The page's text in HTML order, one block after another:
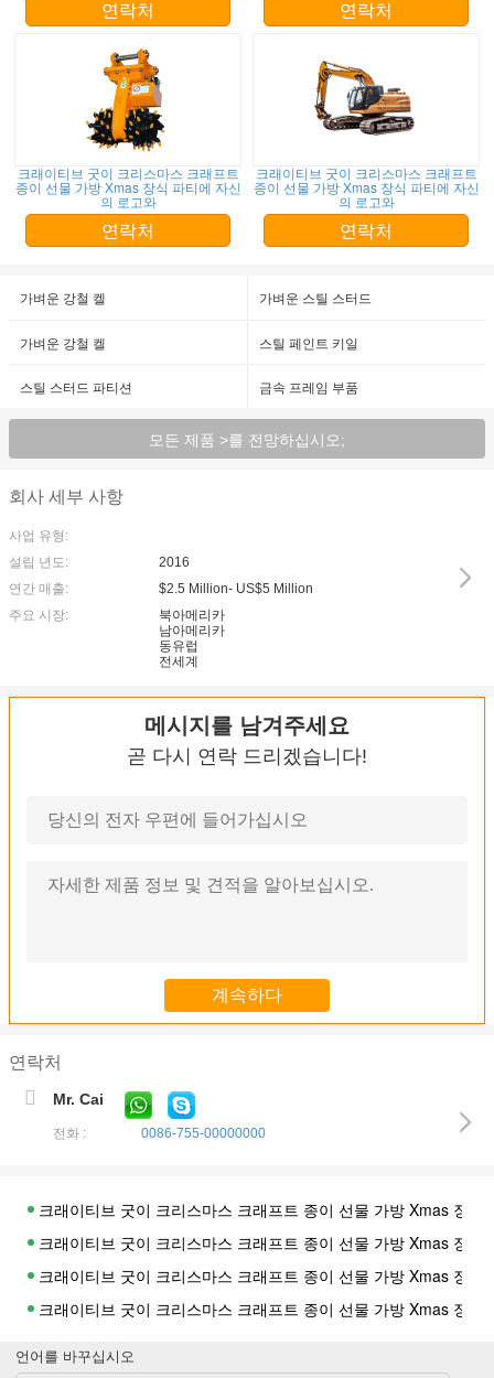
연락처
연락처
크래이티브 굿이 크리스마스 크래프트
종이 선물 가방 Xmas 장식 파티에 자신
의 로고와
연락처
크래이티브 굿이 크리스마스 크래프트
종이 선물 가방 Xmas 장식 파티에 자신
의 로고와
연락처
가벼운 강철 켈 가벼운 스틸 스터드
가벼운 강철 켈 스틸 페인트 키일
스틸 스터드 파티션 금속 프레임 부품
모든 제품 >를 전망하십시오;
회사 세부 사항
사업 유형:
설립 년도:
2016
연간 매출:
$2.5 Million- US$5 Million
주요 시장:
북아메리카
남아메리카
동유럽
전세계
메시지를 남겨주세요
곧 다시 연락 드리겠습니다!
연락처
Mr. Cai
전화 : 0086-755-00000000
크래이티브 굿이 크리스마스 크래프트 종이 선물 가방 Xmas 장식
크래이티브 굿이 크리스마스 크래프트 종이 선물 가방 Xmas 장식
크래이티브 굿이 크리스마스 크래프트 종이 선물 가방 Xmas 장식
크래이티브 굿이 크리스마스 크래프트 종이 선물 가방 Xmas 장식
언어를 바꾸십시오